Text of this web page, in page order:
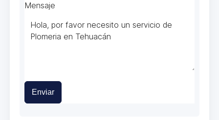
Mensaje
Enviar